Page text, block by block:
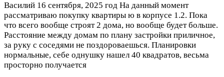
Василий 16 сентября, 2025 год На данный момент
рассматриваю покупку квартиры ю в корпусе 1.2. Пока
что всего вообще строят 2 дома, но вообще будет больше.
Расстояние между домам по плану застройки приличное,
за руку с соседями не поздороваешься. Планировки
нормальные, себе однушку нашел 40 квадратов, весьма
просторно получается